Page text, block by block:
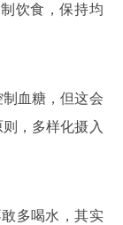
饮食，保持均
血糖，但这会
，多样化摄入
多喝水，其实